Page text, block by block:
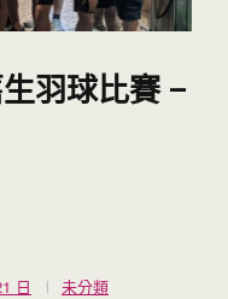
羽球比賽 –
日 未分類